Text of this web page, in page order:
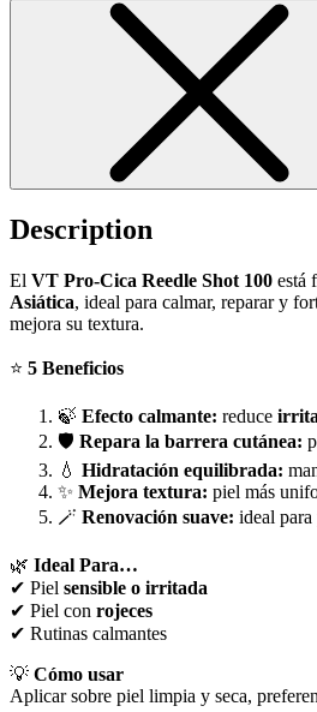
Description
El VT Pro-Cica Reedle Shot 100 está
Asiática, ideal para calmar, reparar y
mejora su textura.
⭐ 5 Beneficios
🍃 Efecto calmante: reduce
🛡️ Repara la barrera cutánea:
💧 Hidratación equilibrada:
✨ Mejora textura: piel más
🪄 Renovación suave: ideal para
🌿 Ideal Para…
✔ Piel sensible o irritada
✔ Piel con rojeces
✔ Rutinas calmantes
💡 Cómo usar
Aplicar sobre piel limpia y seca,